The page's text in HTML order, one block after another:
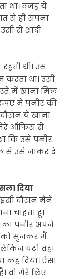
था। वजह ये
से ही सपना
से शादी
थी। उस
था। उसी
में खाना मिल
में पनीर की
ये खाना
मेरे ऑफिस से
कि उसे पनीर
से उसे जाकर दे
दिया
दौरान मैंने
चाहता हूं।
का पनीर अपने
को सुनकर मैं
घंटों वहां
कह दिया। ऐसा
वो मेरे लिए